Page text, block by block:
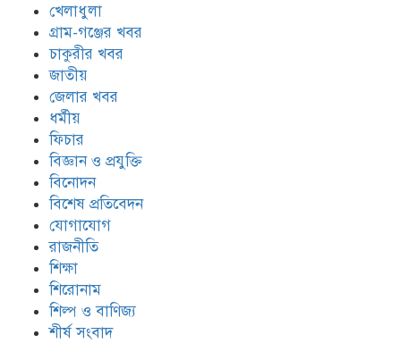
খেলাধুলা
গ্রাম-গঞ্জের খবর
চাকুরীর খবর
জাতীয়
জেলার খবর
ধর্মীয়
ফিচার
বিজ্ঞান ও প্রযুক্তি
বিনোদন
বিশেষ প্রতিবেদন
যোগাযোগ
রাজনীতি
শিক্ষা
শিরোনাম
শিল্প ও বাণিজ্য
শীর্ষ সংবাদ